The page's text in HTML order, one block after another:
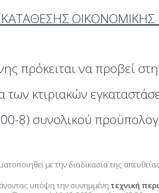
πρόκειται να προβεί
των κτιριακών
8) συνολικού
με την διαδικασία της
υπόψη την συνημμένη τεχνική